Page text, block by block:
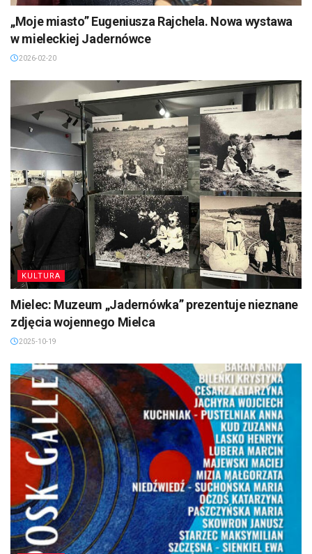
„Moje miasto” Eugeniusza Rajchela. Nowa wystawa
w mieleckiej Jadernówce
2026-02-20
KULTURA
Mielec: Muzeum „Jadernówka” prezentuje nieznane
zdjęcia wojennego Mielca
2025-10-19